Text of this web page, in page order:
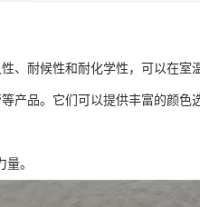
、耐候性和耐化学性，可以在室
产品。它们可以提供丰富的颜色
。